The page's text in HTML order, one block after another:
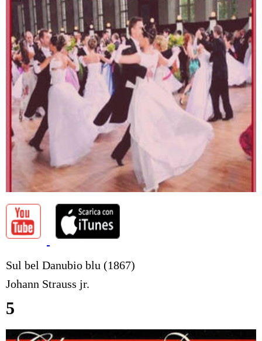
Sul bel Danubio blu (1867)
Johann Strauss jr.
5